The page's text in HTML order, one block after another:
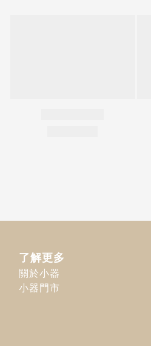
了解更多
關於小器
小器門市